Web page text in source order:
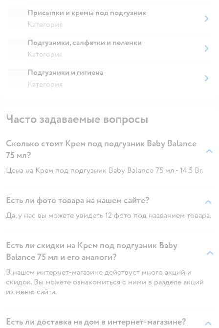
Присыпки и кремы под подгузник
Категория
Подгузники, салфетки и пеленки
Категория
Подгузники и гигиена
Категория
Часто задаваемые вопросы
Сколько стоит Крем под подгузник Baby Balance
75 мл?
Цена на Крем под подгузник Baby Balance 75 мл - 14.5 Br.
Есть ли фото товара на нашем сайте?
Да, у нас вы можете увидеть 12 фото под названием товара.
Есть ли скидки на Крем под подгузник Baby
Balance 75 мл и его аналоги?
В нашем интернет-магазине действует много акций и
скидок. Вы можете ознакомиться с ними в разделе акций
из меню сайта.
Есть ли доставка на дом в интернет-магазине?